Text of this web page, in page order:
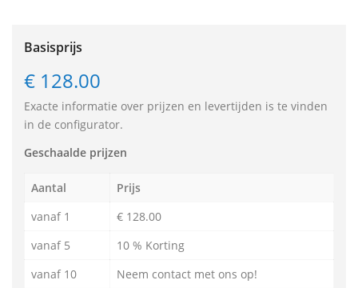
Basisprijs
€ 128.00
Exacte informatie over prijzen en levertijden is te vinden
in de configurator.
Geschaalde prijzen
Aantal
Prijs
vanaf 1
€ 128.00
vanaf 5
10 % Korting
vanaf 10
Neem contact met ons op!